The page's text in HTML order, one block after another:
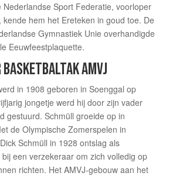
Nederlandse Sport Federatie, voorloper
kende hem het Ereteken in goud toe. De
Gymnastiek Unie overhandigde
Eeuwfeestplaquette.
BASKETBALTAK AMVJ
in 1908 geboren in Soenggal op
jongetje werd hij door zijn vader
gestuurd. Schmüll groeide op in
de Olympische Zomerspelen in
Schmüll in 1928 ontslag als
een verzekeraar om zich volledig op
richten. Het AMVJ-gebouw aan het